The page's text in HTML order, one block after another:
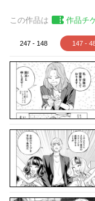
この作品は 作品チ
247 - 148 147 -